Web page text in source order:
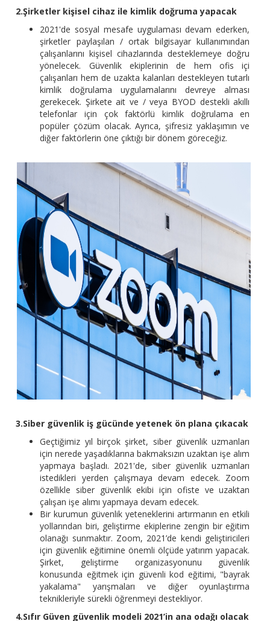
2.Şirketler kişisel cihaz ile kimlik doğruma yapacak
2021'de sosyal mesafe uygulaması devam ederken,
şirketler paylaşılan / ortak bilgisayar kullanımından
çalışanlarını kişisel cihazlarında desteklemeye doğru
yönelecek. Güvenlik ekiplerinin de hem ofis içi
çalışanları hem de uzakta kalanları destekleyen tutarlı
kimlik doğrulama uygulamalarını devreye alması
gerekecek. Şirkete ait ve / veya BYOD destekli akıllı
telefonlar için çok faktörlü kimlik doğrulama en
popüler çözüm olacak. Ayrıca, şifresiz yaklaşımın ve
diğer faktörlerin öne çıktığı bir dönem göreceğiz.
3.Siber güvenlik iş gücünde yetenek ön plana çıkacak
Geçtiğimiz yıl birçok şirket, siber güvenlik uzmanları
için nerede yaşadıklarına bakmaksızın uzaktan işe alım
yapmaya başladı. 2021'de, siber güvenlik uzmanları
istedikleri yerden çalışmaya devam edecek. Zoom
özellikle siber güvenlik ekibi için ofiste ve uzaktan
çalışan işe alımı yapmaya devam edecek.
Bir kurumun güvenlik yeteneklerini artırmanın en etkili
yollarından biri, geliştirme ekiplerine zengin bir eğitim
olanağı sunmaktır. Zoom, 2021’de kendi geliştiricileri
için güvenlik eğitimine önemli ölçüde yatırım yapacak.
Şirket, geliştirme organizasyonunu güvenlik
konusunda eğitmek için güvenli kod eğitimi, "bayrak
yakalama" yarışmaları ve diğer oyunlaştırma
teknikleriyle sürekli öğrenmeyi destekliyor.
4.Sıfır Güven güvenlik modeli 2021’in ana odağı olacak